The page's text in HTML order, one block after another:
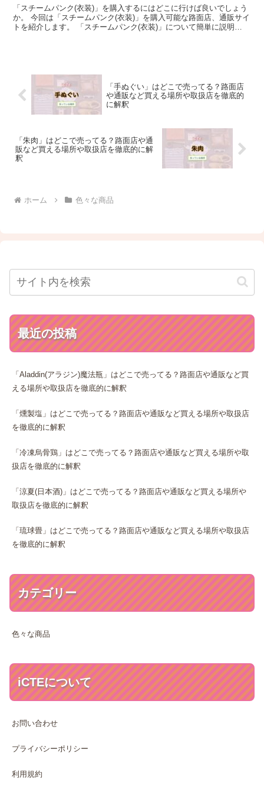
「スチームパンク(衣装)」を購入するにはどこに行けば良いでしょう
か。 今回は「スチームパンク(衣装)」を購入可能な路面店、通販サイ
トを紹介します。 「スチームパンク(衣装)」について簡単に説明
「手ぬぐい」はどこで売ってる？路面店
や通販など買える場所や取扱店を徹底的
に解釈
「朱肉」はどこで売ってる？路面店や通
販など買える場所や取扱店を徹底的に解
釈
ホーム 色々な商品
最近の投稿
「Aladdin(アラジン)魔法瓶」はどこで売ってる？路面店や通販など買
える場所や取扱店を徹底的に解釈
「燻製塩」はどこで売ってる？路面店や通販など買える場所や取扱店
を徹底的に解釈
「冷凍烏骨鶏」はどこで売ってる？路面店や通販など買える場所や取
扱店を徹底的に解釈
「涼夏(日本酒)」はどこで売ってる？路面店や通販など買える場所や
取扱店を徹底的に解釈
「琉球畳」はどこで売ってる？路面店や通販など買える場所や取扱店
を徹底的に解釈
カテゴリー
色々な商品
iCTEについて
お問い合わせ
プライバシーポリシー
利用規約